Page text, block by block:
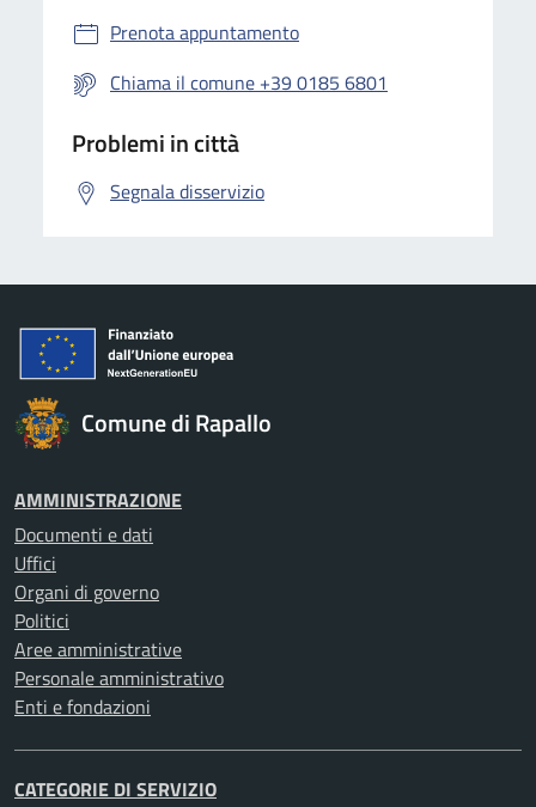
Prenota appuntamento
Chiama il comune +39 0185 6801
Problemi in città
Segnala disservizio
Comune di Rapallo
AMMINISTRAZIONE
Documenti e dati
Uffici
Organi di governo
Politici
Aree amministrative
Personale amministrativo
Enti e fondazioni
CATEGORIE DI SERVIZIO